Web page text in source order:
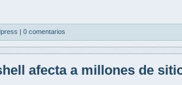
| 0 comentarios
afecta a millones de